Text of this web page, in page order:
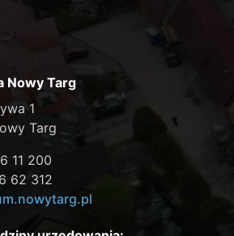
Nowy Targ
1
Targ
11 200
62 312